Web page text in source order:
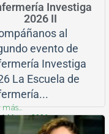
Investiga
2026 II
al
evento de
Investiga
La Escuela de
más...
Marzo, 2026